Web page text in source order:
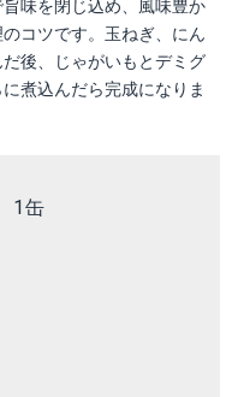
味を閉じ込め、風味豊か
コツです。玉ねぎ、にん
後、じゃがいもとデミグ
煮込んだら完成になりま
1缶